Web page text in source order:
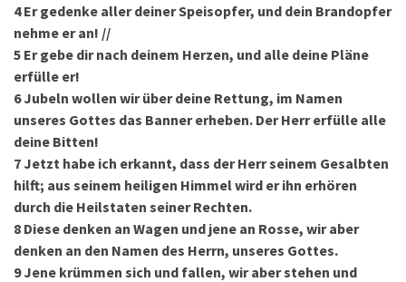
4 Er gedenke aller deiner Speisopfer, und dein Brandopfer
nehme er an! //
5 Er gebe dir nach deinem Herzen, und alle deine Pläne
erfülle er!
6 Jubeln wollen wir über deine Rettung, im Namen
unseres Gottes das Banner erheben. Der Herr erfülle alle
deine Bitten!
7 Jetzt habe ich erkannt, dass der Herr seinem Gesalbten
hilft; aus seinem heiligen Himmel wird er ihn erhören
durch die Heilstaten seiner Rechten.
8 Diese denken an Wagen und jene an Rosse, wir aber
denken an den Namen des Herrn, unseres Gottes.
9 Jene krümmen sich und fallen, wir aber stehen und